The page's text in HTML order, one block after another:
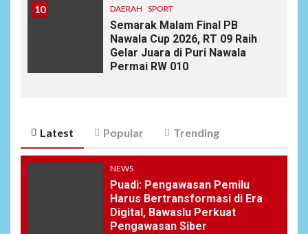
10 DAERAH SPORT
Semarak Malam Final PB
Nawala Cup 2026, RT 09 Raih
Gelar Juara di Puri Nawala
Permai RW 010
Latest Popular Trending
NEWS
Puadi: Pengawasan Pemilu
Harus Bertransformasi di Era
Digital, Bawaslu Perkuat
Pengawasan Siber